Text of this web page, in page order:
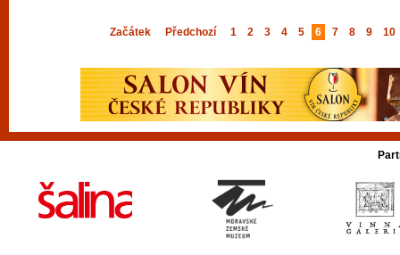
Začátek Předchozí 1 2 3 4 5 6 7 8 9 10